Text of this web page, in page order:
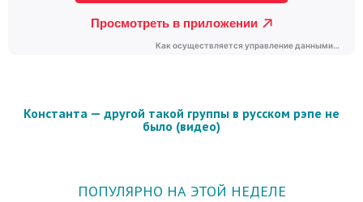
Константа — другой такой группы в русском рэпе не
было (видео)
ПОПУЛЯРНО НА ЭТОЙ НЕДЕЛЕ